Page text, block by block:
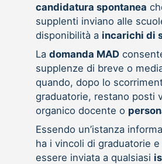
candidatura spontanea
supplenti inviano alle
disponibilità a incarichi di
La domanda MAD
supplenze di breve o
quando, dopo lo
graduatorie, restano posti
organico docente o
Essendo un’istanza
ha i vincoli di graduatorie
essere inviata a qualsiasi